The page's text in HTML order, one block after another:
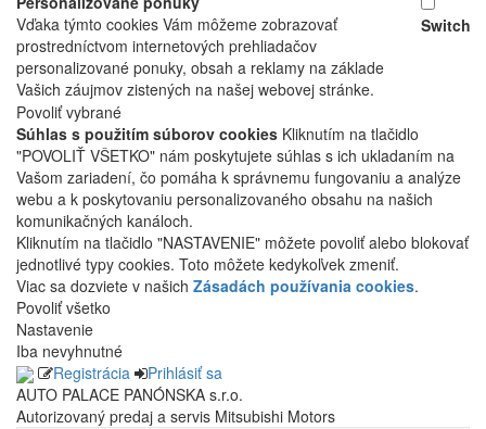
Vďaka týmto cookies Vám môžeme zobrazovať
prostredníctvom internetových prehliadačov
personalizované ponuky, obsah a reklamy na základe
Vašich záujmov zistených na našej webovej stránke.
Switch
Povoliť vybrané
Súhlas s použitím súborov cookies Kliknutím na tlačidlo
"POVOLIŤ VŠETKO" nám poskytujete súhlas s ich ukladaním na
Vašom zariadení, čo pomáha k správnemu fungovaniu a analýze
webu a k poskytovaniu personalizovaného obsahu na našich
komunikačných kanáloch.
Kliknutím na tlačidlo "NASTAVENIE" môžete povoliť alebo blokovať
jednotlivé typy cookies. Toto môžete kedykoľvek zmeniť.
Viac sa dozviete v našich Zásadách používania cookies.
Povoliť všetko
Nastavenie
Iba nevyhnutné
Registrácia
Prihlásiť sa
AUTO PALACE PANÓNSKA s.r.o.
Autorizovaný predaj a servis Mitsubishi Motors